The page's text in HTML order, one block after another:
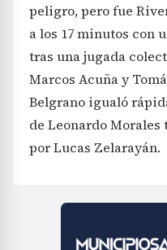
peligro, pero fue
a los 17 minutos con
tras una jugada
Marcos Acuña y
Belgrano igualó
de Leonardo
por Lucas Zelarayán.